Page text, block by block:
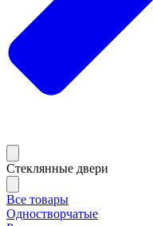
Стеклянные двери
Все товары
Одностворчатые